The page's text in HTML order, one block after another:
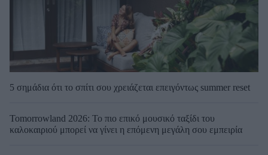
5 σημάδια ότι το σπίτι σου χρειάζεται επειγόντως summer reset
Tomorrowland 2026: Το πιο επικό μουσικό ταξίδι του
καλοκαιριού μπορεί να γίνει η επόμενη μεγάλη σου εμπειρία